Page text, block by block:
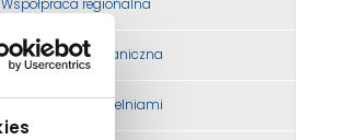
Współpraca regionalna
Współpraca zagraniczna
Współpraca z uczelniami